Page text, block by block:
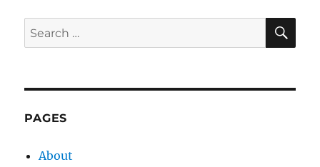
Search
for:
PAGES
About